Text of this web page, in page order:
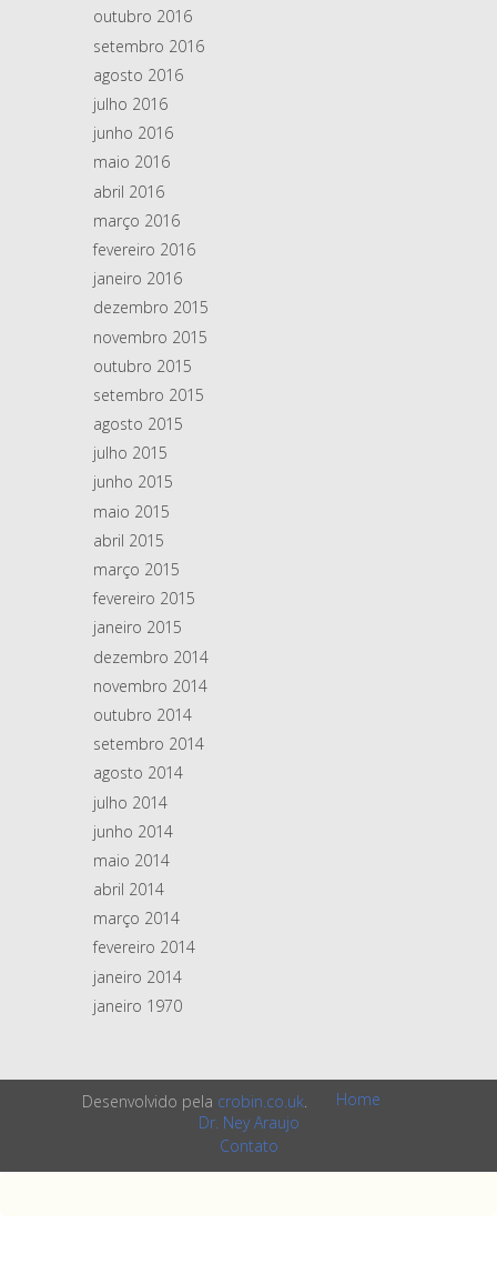
outubro 2016
setembro 2016
agosto 2016
julho 2016
junho 2016
maio 2016
abril 2016
março 2016
fevereiro 2016
janeiro 2016
dezembro 2015
novembro 2015
outubro 2015
setembro 2015
agosto 2015
julho 2015
junho 2015
maio 2015
abril 2015
março 2015
fevereiro 2015
janeiro 2015
dezembro 2014
novembro 2014
outubro 2014
setembro 2014
agosto 2014
julho 2014
junho 2014
maio 2014
abril 2014
março 2014
fevereiro 2014
janeiro 2014
janeiro 1970
Desenvolvido pela crobin.co.uk.
Home
Dr. Ney Araujo
Contato